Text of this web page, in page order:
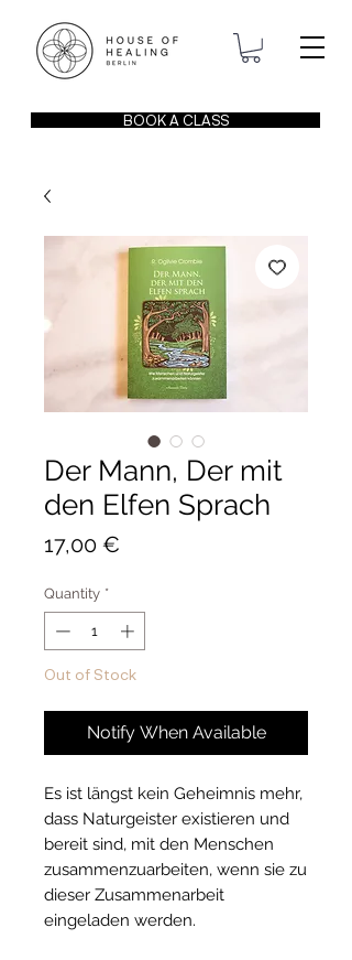
BOOK A CLASS
Der Mann, Der mit
den Elfen Sprach
17,00 €
Quantity *
Out of Stock
Notify When Available
Es ist längst kein Geheimnis mehr,
dass Naturgeister existieren und
bereit sind, mit den Menschen
zusammenzuarbeiten, wenn sie zu
dieser Zusammenarbeit
eingeladen werden.